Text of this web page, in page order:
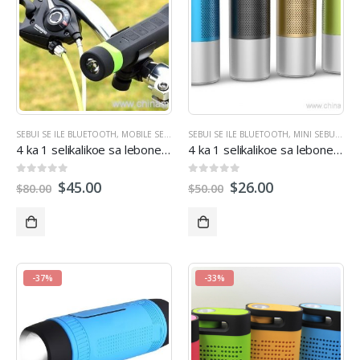
SEBUI SE ILE BLUETOOTH, MOBILE SEBUI SE ,MULTI-MOSEBETSI DIPUISANO ,LIBUI
4 ka 1 selikalikoe sa lebone la matla la bankeng sebui sa bluetooth
$80.00 $45.00
SEBUI SE ILE BLUETOOTH, MINI SEBUI SE
4 ka 1 selikalikoe sa lebone la matla la bankeng sebui sa bluetooth
$50.00 $26.00
-37% -33%